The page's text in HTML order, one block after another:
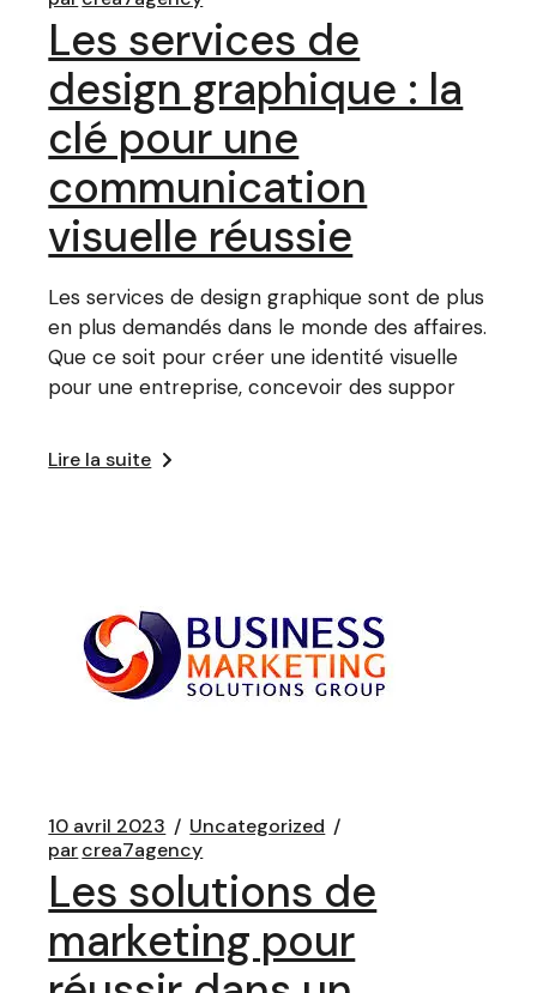
Les services de
design graphique : la
clé pour une
communication
visuelle réussie
Les services de design graphique sont de plus
en plus demandés dans le monde des affaires.
Que ce soit pour créer une identité visuelle
pour une entreprise, concevoir des suppor
Lire la suite
10 avril 2023
Uncategorized
parcrea7agency
Les solutions de
marketing pour